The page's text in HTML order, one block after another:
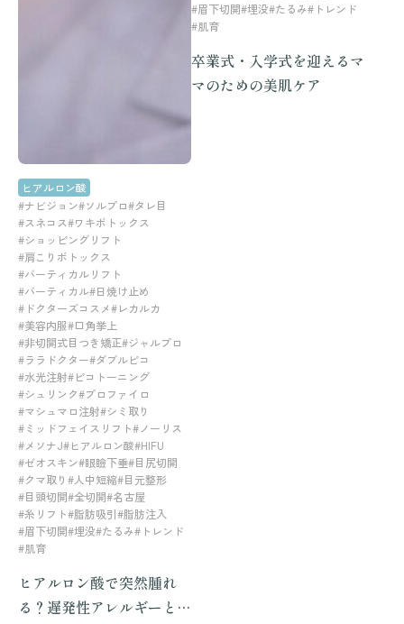
ヒアルロン酸
#ナビジョン#ソルプロ#タレ目
#スネコス#ワキボトックス
#ショッピングリフト
#肩こりボトックス
#バーティカルリフト
#バーティカル#日焼け止め
#ドクターズコスメ#レカルカ
#美容内服#口角挙上
#非切開式目つき矯正#ジャルプロ
#ララドクター#ダブルピコ
#水光注射#ピコトーニング
#シュリンク#プロファイロ
#マシュマロ注射#シミ取り
#ミッドフェイスリフト#ノーリス
#メソナJ#ヒアルロン酸#HIFU
#ゼオスキン#眼瞼下垂#目尻切開
#クマ取り #人中短縮#目元整形
#目頭切開#全切開#名古屋
#糸リフト#脂肪吸引#脂肪注入
#眉下切開#埋没#たるみ#トレンド
#肌育
ヒアルロン酸で突然腫れ
る？遅発性アレルギーと最
#眉下切開#埋没#たるみ#トレンド
#肌育
卒業式・入学式を迎えるマ
マのための美肌ケア